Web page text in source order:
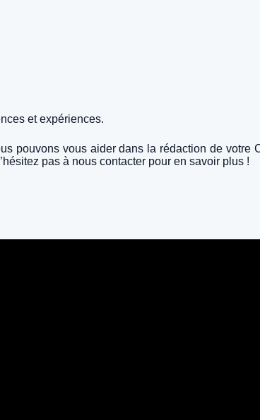
et expériences.
pouvons vous aider dans la rédaction de
pas à nous contacter pour en savoir plus !